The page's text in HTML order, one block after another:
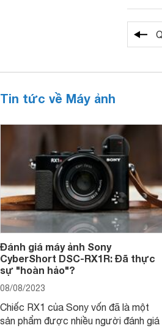
Tin tức về Máy ảnh
Đánh giá máy ảnh Sony
CyberShort DSC-RX1R: Đã thực
sự "hoàn hảo"?
08/08/2023
Chiếc RX1 của Sony vốn đã là một
sản phẩm được nhiều người đánh giá